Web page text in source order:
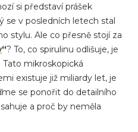
si představí prášek
se v posledních letech stal
stylu. Ale co přesně stojí za
“? To, co spirulinu odlišuje, je
Tato mikroskopická
existuje již miliardy let, je
se ponořit do detailního
a proč by neměla